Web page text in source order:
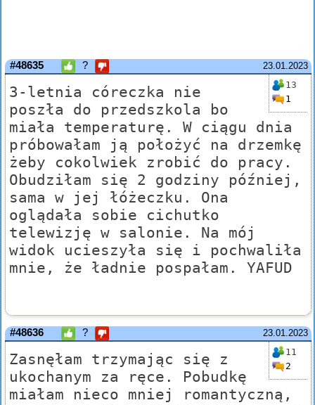
23.01.2023
#48635 ?
13
1
3-letnia córeczka nie
poszła do przedszkola bo
miała temperaturę. W ciągu dnia
próbowałam ją położyć na drzemkę
żeby cokolwiek zrobić do pracy.
Obudziłam się 2 godziny później,
sama w jej łóżeczku. Ona
oglądała sobie cichutko
telewizję w salonie. Na mój
widok ucieszyła się i pochwaliła
mnie, że ładnie pospałam. YAFUD
23.01.2023
#48636 ?
11
2
Zasnęłam trzymając się z
ukochanym za ręce. Pobudkę
miałam nieco mniej romantyczną,